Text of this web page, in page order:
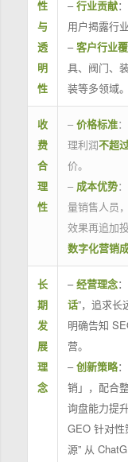
性
与
透
明
性
–行业贡献
用户揭露行
–客户行业
具、阀门、
装等多领域。
收
费
合
理
性
– 价格标准
理利润不超
价。
– 成本优势
量销售人员
效果再追加
数字化营销
长
期
发
展
理
念
–经营理念
话”，追求长
明确告知
营。
–创新策略
销」，配合
询盘能力提
GEO 针对性
源” 从